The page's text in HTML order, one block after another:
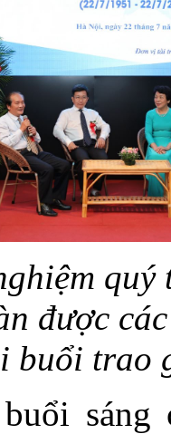
quý
được
buổi trao
sáng